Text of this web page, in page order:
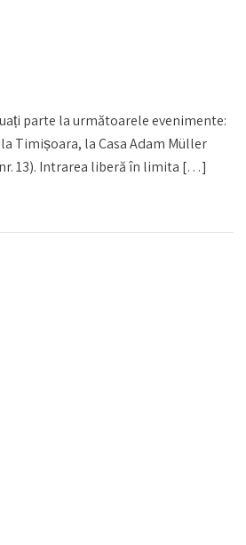
parte la următoarele evenimente:
Timișoara, la Casa Adam Müller
13). Intrarea liberă în limita […]